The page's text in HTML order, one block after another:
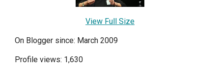
View Full Size
On Blogger since: March 2009
Profile views: 1,630